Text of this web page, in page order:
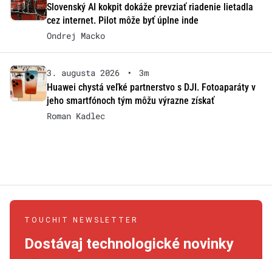
Slovenský AI kokpit dokáže prevziať riadenie lietadla
cez internet. Pilot môže byť úplne inde
Ondrej Macko
3. augusta 2026 •
3m
Huawei chystá veľké partnerstvo s DJI. Fotoaparáty v
jeho smartfónoch tým môžu výrazne získať
Roman Kadlec
TOUCHIT NEWSLETTER
Dostávaj technologické novinky